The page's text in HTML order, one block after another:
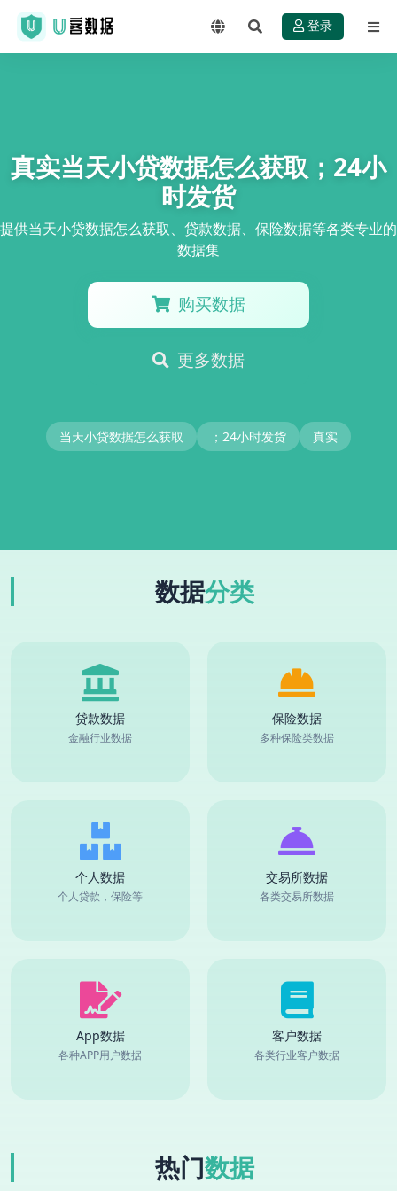
登录
真实当天小贷数据怎么获取；24小
时发货
提供当天小贷数据怎么获取、贷款数据、保险数据等各类专业的
数据集
购买数据
更多数据
当天小贷数据怎么获取 ；24小时发货 真实
数据分类
贷款数据
金融行业数据
保险数据
多种保险类数据
个人数据
个人贷款，保险等
交易所数据
各类交易所数据
App数据
各种APP用户数据
客户数据
各类行业客户数据
热门数据